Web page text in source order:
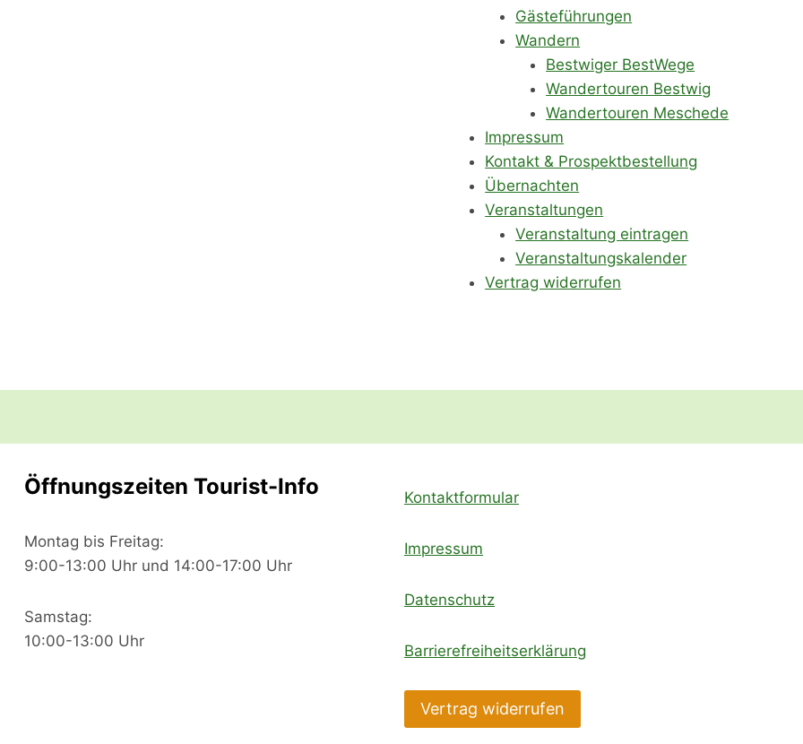
Gästeführungen
Wandern
Bestwiger BestWege
Wandertouren Bestwig
Wandertouren Meschede
Impressum
Kontakt & Prospektbestellung
Übernachten
Veranstaltungen
Veranstaltung eintragen
Veranstaltungskalender
Vertrag widerrufen
Öffnungszeiten Tourist-Info
Montag bis Freitag:
9:00-13:00 Uhr und 14:00-17:00 Uhr
Samstag:
10:00-13:00 Uhr
Kontaktformular
Impressum
Datenschutz
Barrierefreiheitserklärung
Vertrag widerrufen